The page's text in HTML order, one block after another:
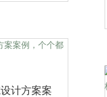
计方案案